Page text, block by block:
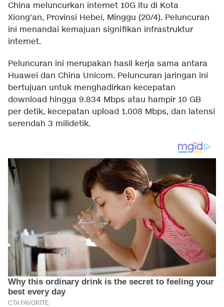
China meluncurkan internet 10G itu di Kota
Xiong'an, Provinsi Hebei, Minggu (20/4). Peluncuran
ini menandai kemajuan signifikan infrastruktur
internet.
Peluncuran ini merupakan hasil kerja sama antara
Huawei dan China Unicom. Peluncuran jaringan ini
bertujuan untuk menghadirkan kecepatan
download hingga 9.834 Mbps atau hampir 10 GB
per detik, kecepatan upload 1.008 Mbps, dan latensi
serendah 3 milidetik.